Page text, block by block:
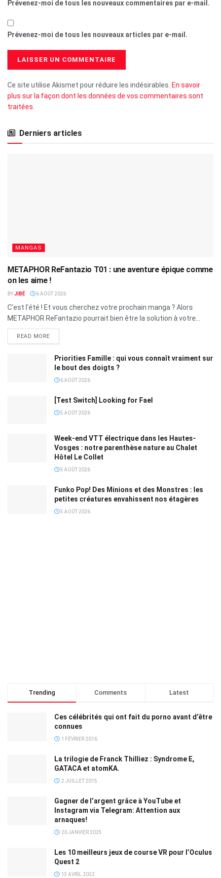
Prévenez-moi de tous les nouveaux commentaires par e-mail.
Prévenez-moi de tous les nouveaux articles par e-mail.
Ce site utilise Akismet pour réduire les indésirables. En savoir
plus sur la façon dont les données de vos commentaires sont
traitées
Derniers articles
MANGAS
METAPHOR ReFantazio T01 : une aventure épique comme
on les aime !
BYJIBÉ 6 AOÛT 2026
C'est l'été ! Et vous cherchez votre prochain manga ? Alors
METAPHOR ReFantazio pourrait bien être la solution à votre...
READ MORE
Priorities Famille : qui vous connaît vraiment sur
le bout des doigts ?
6 AOÛT 2026
[Test Switch] Looking for Fael
5 AOÛT 2026
Week-end VTT électrique dans les Hautes-
Vosges : notre parenthèse nature au Chalet
Hôtel Le Collet
5 AOÛT 2026
Funko Pop! Des Minions et des Monstres : les
petites créatures envahissent nos étagères
5 AOÛT 2026
Trending Comments Latest
Ces célébrités qui ont fait du porno avant d’être
connues
1 FÉVRIER 2016
La trilogie de Franck Thilliez : Syndrome E,
GATACA et atomKA.
2 JUILLET 2015
Gagner de l’argent grâce à YouTube et
Instagram via Telegram: Attention aux
arnaques!
20 JANVIER 2025
Les 10 meilleurs jeux de course VR pour l’Oculus
Quest 2
13 AVRIL 2022